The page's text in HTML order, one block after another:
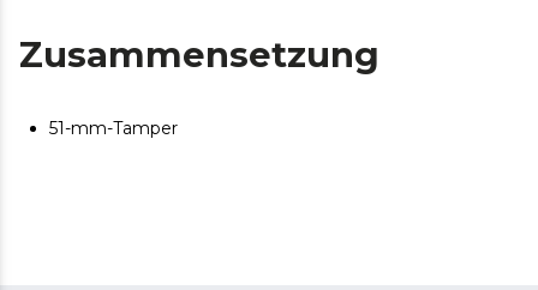
Zusammensetzung
51-mm-Tamper